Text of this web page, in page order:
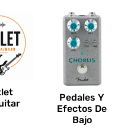
Pedales Y
Efectos De
Bajo